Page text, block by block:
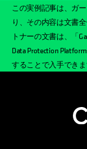
この実例記事は、ガ
り、その内容は文書
トナーの文書は、「
Data Protection
することで入手できま